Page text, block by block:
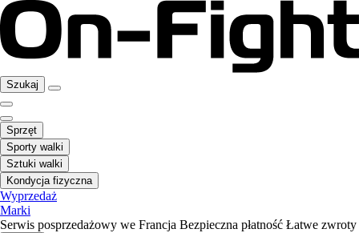
Szukaj
Sprzęt
Sporty walki
Sztuki walki
Kondycja fizyczna
Wyprzedaż
Marki
Serwis posprzedażowy we Francja Bezpieczna płatność Łatwe zwroty